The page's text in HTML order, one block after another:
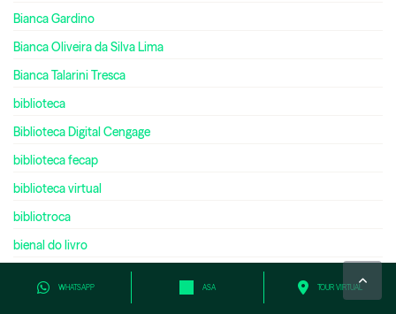
WHATSAPP ASA TOUR VIRTUAL
Bianca Gardino
Bianca Oliveira da Silva Lima
Bianca Talarini Tresca
biblioteca
Biblioteca Digital Cengage
biblioteca fecap
biblioteca virtual
bibliotroca
bienal do livro